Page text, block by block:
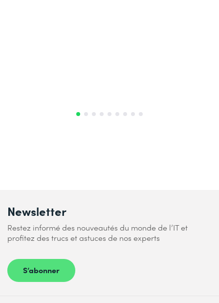
Newsletter
Restez informé des nouveautés du monde de l’IT et
profitez des trucs et astuces de nos experts
S’abonner